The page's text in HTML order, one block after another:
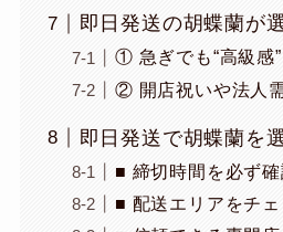
即日発送の胡蝶蘭が
① 急ぎでも“高級感
② 開店祝いや法人
即日発送で胡蝶蘭を
■ 締切時間を必ず
■ 配送エリアをチェ